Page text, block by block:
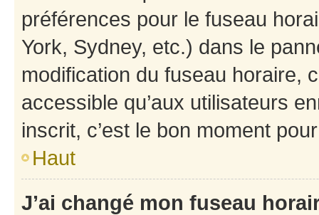
préférences pour le fuseau
York, Sydney, etc.) dans le
modification du fuseau horaire,
accessible qu’aux utilisateurs
inscrit, c’est le bon moment
Haut
J’ai changé mon fuseau